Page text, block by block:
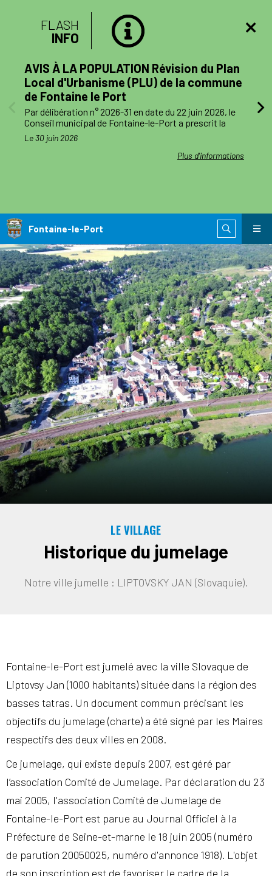
FLASH
INFO
AVIS À LA POPULATION Révision du Plan
Local d'Urbanisme (PLU) de la commune
de Fontaine le Port
Plus d'informations
Par délibération n° 2026-31 en date du 22 juin 2026, le
Conseil municipal de Fontaine-le-Port a prescrit la
révision du Plan Local d'Urbanisme (PLU).
Cette procédure a pour objet d'adapter le document
d'urbanisme aux besoins actuels et futurs de la
procédure et pourront participer à la concertation
organisée par la commune.
Pour toute information complémentaire, le public est
invité à contacter le service Urbanisme de la mairie de
Fontaine-le-Port.
Le Maire
Le 30 juin 2026
Fontaine-le-Port
LE VILLAGE
Historique du jumelage
Notre ville jumelle : LIPTOVSKY JAN (Slovaquie).
Fontaine-le-Port est jumelé avec la ville Slovaque de
Liptovsy Jan (1000 habitants) située dans la région des
basses tatras. Un document commun précisant les
objectifs du jumelage (charte) a été signé par les Maires
respectifs des deux villes en 2008.
Ce jumelage, qui existe depuis 2007, est géré par
l’association Comité de Jumelage. Par déclaration du 23
mai 2005, l'association Comité de Jumelage de
Fontaine-le-Port est parue au Journal Officiel à la
Préfecture de Seine-et-marne le 18 juin 2005 (numéro
de parution 20050025, numéro d'annonce 1918). L'objet
de son inscription est de favoriser le cadre de la